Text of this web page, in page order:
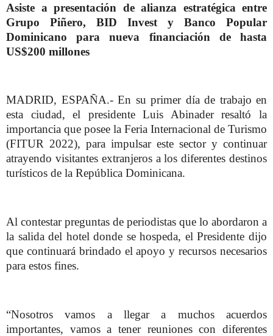
Asiste a presentación de alianza estratégica entre
Grupo Piñero, BID Invest y Banco Popular
Dominicano para nueva financiación de hasta
US$200 millones
MADRID, ESPAÑA.- En su primer día de trabajo en
esta ciudad, el presidente Luis Abinader resaltó la
importancia que posee la Feria Internacional de Turismo
(FITUR 2022), para impulsar este sector y continuar
atrayendo visitantes extranjeros a los diferentes destinos
turísticos de la República Dominicana.
Al contestar preguntas de periodistas que lo abordaron a
la salida del hotel donde se hospeda, el Presidente dijo
que continuará brindado el apoyo y recursos necesarios
para estos fines.
“Nosotros vamos a llegar a muchos acuerdos
importantes, vamos a tener reuniones con diferentes